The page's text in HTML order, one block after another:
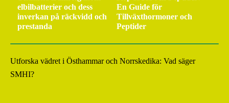
elbilbatterier och dess
inverkan på räckvidd och
prestanda
En Guide för
Tillväxthormoner och
Peptider
Utforska vädret i Östhammar och Norrskedika: Vad säger
SMHI?